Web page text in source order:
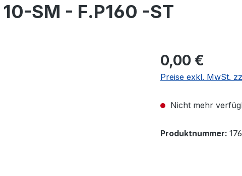
10-SM - F.P160 -ST
0,00 €
Preise exkl. MwSt.
Nicht mehr
Produktnummer: